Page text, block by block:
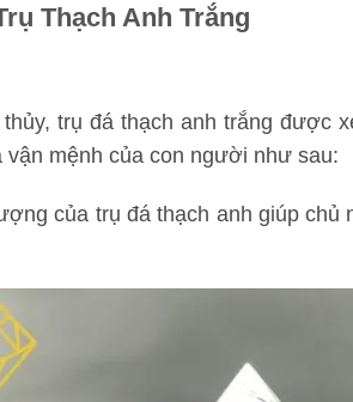
Thạch Anh Trắng
trụ đá thạch anh trắng được
vận mệnh của con người như sau:
của trụ đá thạch anh giúp chủ